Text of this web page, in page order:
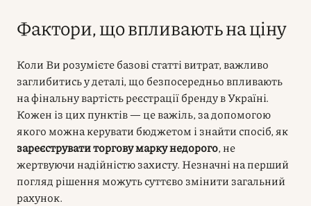
Фактори, що впливають на ціну
Коли Ви розумієте базові статті витрат, важливо
заглибитись у деталі, що безпосередньо впливають
на фінальну вартість реєстрації бренду в Україні.
Кожен із цих пунктів — це важіль, за допомогою
якого можна керувати бюджетом і знайти спосіб, як
зареєструвати торгову марку недорого, не
жертвуючи надійністю захисту. Незначні на перший
погляд рішення можуть суттєво змінити загальний
рахунок.